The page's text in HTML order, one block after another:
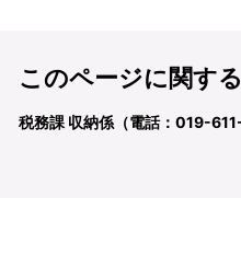
このページに関す
税務課 収納係（電話：019-